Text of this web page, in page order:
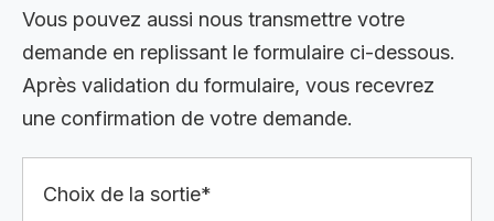
Vous pouvez aussi nous transmettre votre
demande en replissant le formulaire ci-dessous.
Après validation du formulaire, vous recevrez
une confirmation de votre demande.
Choix de la sortie*